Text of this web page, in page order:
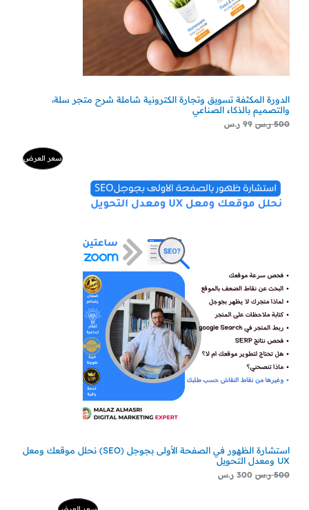
الدورة المكثفة تسويق وتجارة الكترونية شاملة شرح متجر سلة،
والتصميم بالذكاء الصناعي
500 ر.س 99 ر.س
سعر العرضمنتج
استشارة الظهور في الصفحة الأولى بجوجل (SEO) نحلل موقعك ومعل
UX ومعدل التحويل
500 ر.س
500 ر.س.
300 ر.س
300 ر.س.
منتج